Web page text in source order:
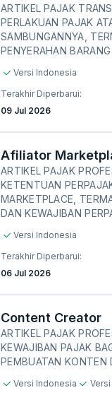
ARTIKEL PAJAK
PERLAKUAN PAJAK
SAMBUNGANNYA,
PENYERAHAN
Versi Indonesia
Terakhir Diperbarui:
09 Jul 2026
Afiliator
ARTIKEL PAJAK
KETENTUAN
MARKETPLACE,
DAN KEWAJIBAN
Versi Indonesia
Terakhir Diperbarui:
06 Jul 2026
Content Creator
ARTIKEL PAJAK
KEWAJIBAN PAJAK
PEMBUATAN KONTEN
Versi Indonesia